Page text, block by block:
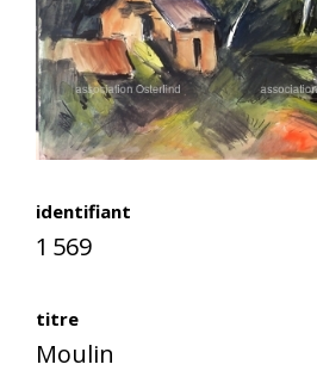
identifiant
1 569
titre
Moulin